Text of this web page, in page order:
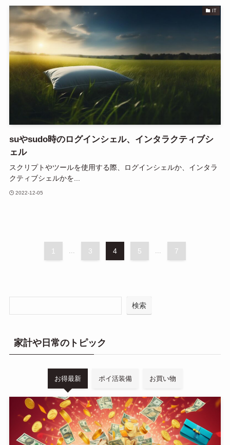
IT
suやsudo時のログインシェル、インタラクティブシ
ェル
スクリプトやツールを使用する際、ログインシェルか、インタラ
クティブシェルかを...
2022-12-05
1 ... 3 4 5 ... 7
検索
家計や日常のトピック
お得最新 ポイ活装備 お買い物